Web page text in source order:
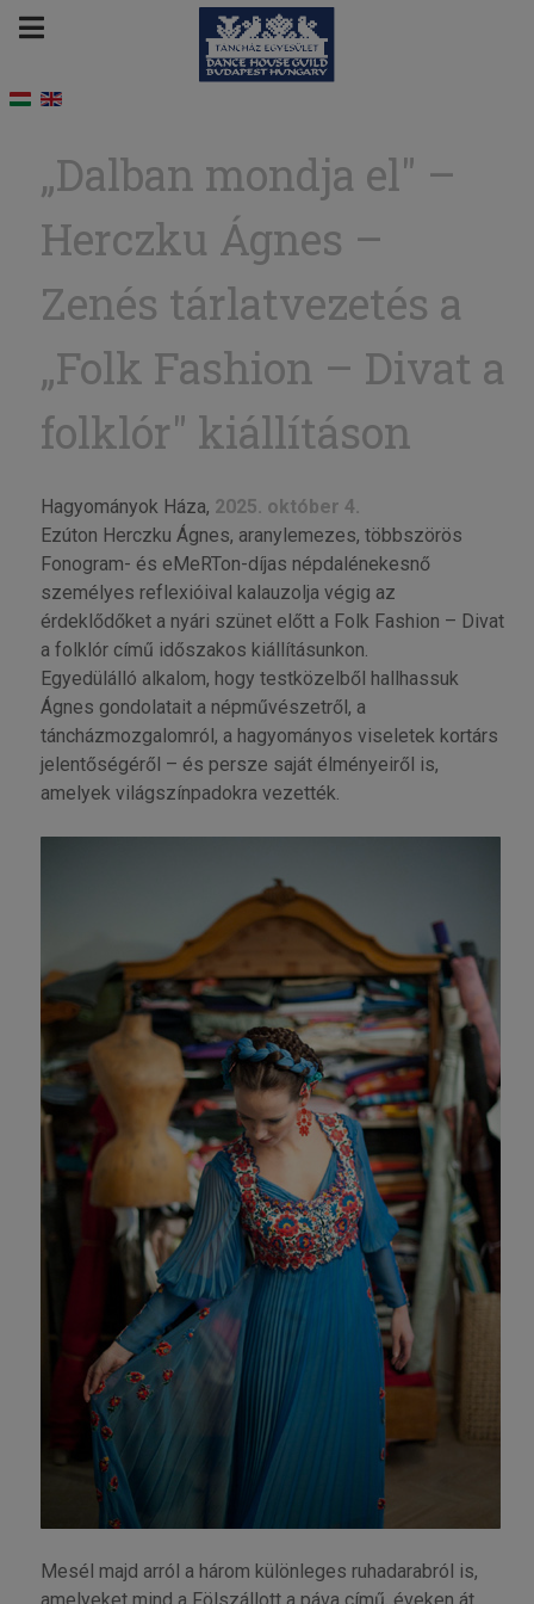
„Dal­ban mond­ja el" –
Hercz­ku Ág­nes –
Zenés tárlatvezetés a
„Folk Fashion – Divat a
folklór" kiállításon
Hagyományok Háza, 2025. október 4.
Ezúton Herczku Ágnes, aranylemezes, többszörös
Fonogram- és eMeRTon-díjas népdalénekesnő
személyes reflexióival kalauzolja végig az
érdeklődőket a nyári szünet előtt a Folk Fashion – Divat
a folklór című időszakos kiállításunkon.
Egyedülálló alkalom, hogy testközelből hallhassuk
Ágnes gondolatait a népművészetről, a
táncházmozgalomról, a hagyományos viseletek kortárs
jelentőségéről – és persze saját élményeiről is,
amelyek világszínpadokra vezették.
Mesél majd arról a három különleges ruhadarabról is,